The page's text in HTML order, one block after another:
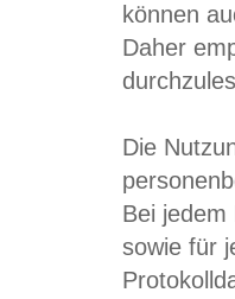
können
Daher
Die
Bei
sowie für